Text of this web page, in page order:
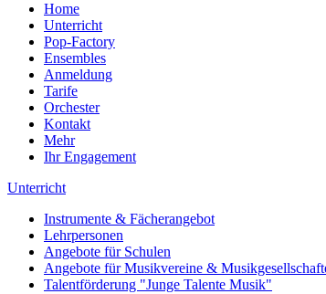
Home
Unterricht
Pop-Factory
Ensembles
Anmeldung
Tarife
Orchester
Kontakt
Mehr
Ihr Engagement
Unterricht
Instrumente & Fächerangebot
Lehrpersonen
Angebote für Schulen
Angebote für Musikvereine &
Talentförderung "Junge Talente Musik"